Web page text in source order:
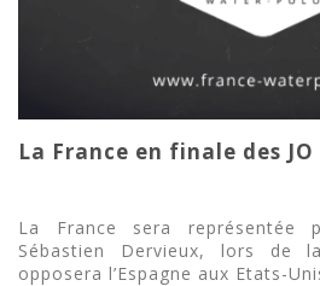
La France en finale des JO
La France sera représentée
Sébastien Dervieux, lors de
opposera l’Espagne aux Etats-